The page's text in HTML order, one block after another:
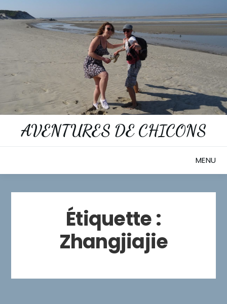
to
content
AVENTURES DE CHICONS
MENU
Étiquette :
Zhangjiajie